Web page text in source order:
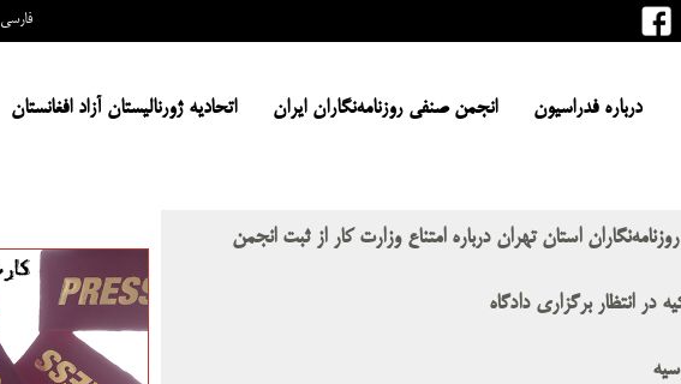
فارسی
درباره فدراسیون انجمن صنفی روزنامه‌نگاران ایران اتحادیه ژورنالیستان آزاد افغانستان
استان تهران درباره امتناع وزارت کار از ثبت انجمن
در انتظار برگزاری دادگاه